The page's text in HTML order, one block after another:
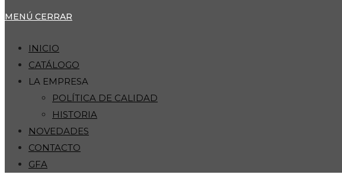
MENÚ CERRAR
INICIO
CATÁLOGO
LA EMPRESA
POLÍTICA DE CALIDAD
HISTORIA
NOVEDADES
CONTACTO
GFA